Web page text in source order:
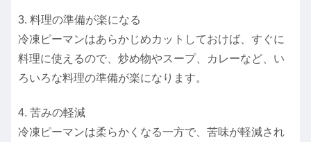
3. 料理の準備が楽になる
冷凍ピーマンはあらかじめカットしておけば、すぐに
料理に使えるので、炒め物やスープ、カレーなど、い
ろいろな料理の準備が楽になります。
4. 苦みの軽減
冷凍ピーマンは柔らかくなる一方で、苦味が軽減され